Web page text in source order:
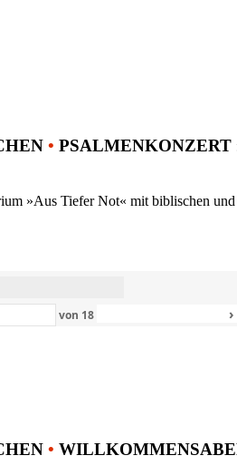
• PSALMENKONZERT
»Aus Tiefer Not« mit biblischen
von 18 ›
•